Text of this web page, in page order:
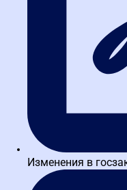
Практикующий
стажем в отрасли,
отделе контроля